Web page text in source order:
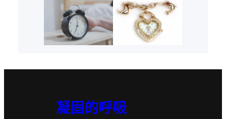
凝固的呼吸